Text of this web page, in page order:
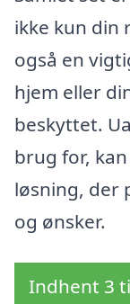
ikke kun din
også en
hjem eller
beskyttet.
brug for,
løsning, der
og ønsker.
Indhent 3